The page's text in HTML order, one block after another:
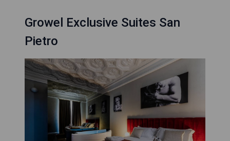
Growel Exclusive Suites San
Pietro